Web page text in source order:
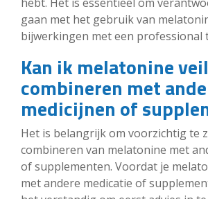
gaan met het gebruik van
bijwerkingen met een professional
Kan ik melatonine
combineren met
medicijnen of
Het is belangrijk om voorzichtig te
combineren van melatonine met
of supplementen. Voordat je
met andere medicatie of